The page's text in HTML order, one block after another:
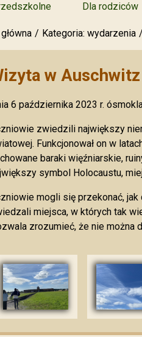
Dla rodziców
Kategoria: wydarzenia
w
6 października 2023 r.
zwiedzili największy
Funkcjonował on w
baraki więźniarskie,
symbol Holocaustu,
mogli się przekonać,
miejsca, w których tak
zrozumieć, że nie można